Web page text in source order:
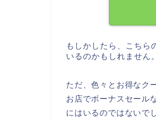
もしかしたら、こちら
いるのかもしれません。
ただ、色々とお得なク
お店でボーナスセール
にはいるのではないで